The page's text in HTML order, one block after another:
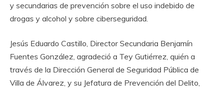
y secundarias de prevención sobre el uso indebido de
drogas y alcohol y sobre ciberseguridad.
Jesús Eduardo Castillo, Director Secundaria Benjamín
Fuentes González, agradeció a Tey Gutiérrez, quién a
través de la Dirección General de Seguridad Pública de
Villa de Álvarez, y su Jefatura de Prevención del Delito,